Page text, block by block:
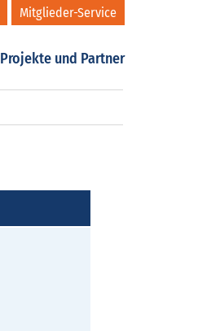
Mitglieder-Service
Projekte und Partner